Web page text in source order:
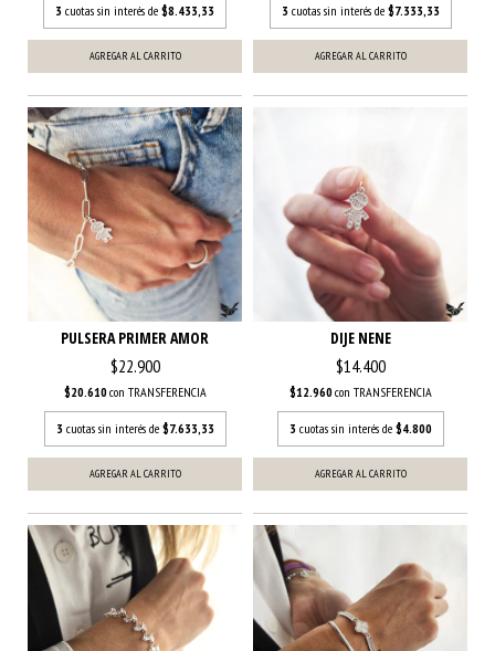
3 cuotas sin interés de $8.433,33 3 cuotas sin interés de $7.333,33
PULSERA PRIMER AMOR
$22.900
$20.610con TRANSFERENCIA
3 cuotas sin interés de $7.633,33
AGREGAR AL CARRITO
DIJE NENE
$14.400
$12.960con TRANSFERENCIA
3 cuotas sin interés de $4.800